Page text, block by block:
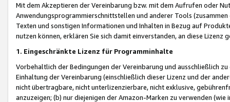
Mit dem Akzeptieren der Vereinbarung bzw. mit dem Aufrufen oder
Anwendungsprogrammierschnittstellen und anderer Tools (zusammen
Texten und sonstigen Informationen und Inhalten in Bezug auf
nutzen können, erklären Sie sich damit einverstanden, an diese Lizenz
1. Eingeschränkte Lizenz für Programminhalte
Vorbehaltlich der Bedingungen der Vereinbarung und ausschließlich
Einhaltung der Vereinbarung (einschließlich dieser Lizenz und der
nicht übertragbare, nicht unterlizenzierbare, nicht exklusive,
anzuzeigen; (b) nur diejenigen der Amazon-Marken zu verwenden